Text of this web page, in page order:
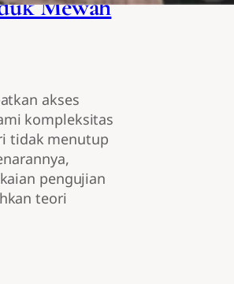
Mewah
akses
kompleksitas
tidak menutup
pengujian
teori